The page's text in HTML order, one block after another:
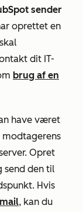
sender
oprettet en
dit IT-
brug af en
have været
Opret
send den til
Hvis
, kan du